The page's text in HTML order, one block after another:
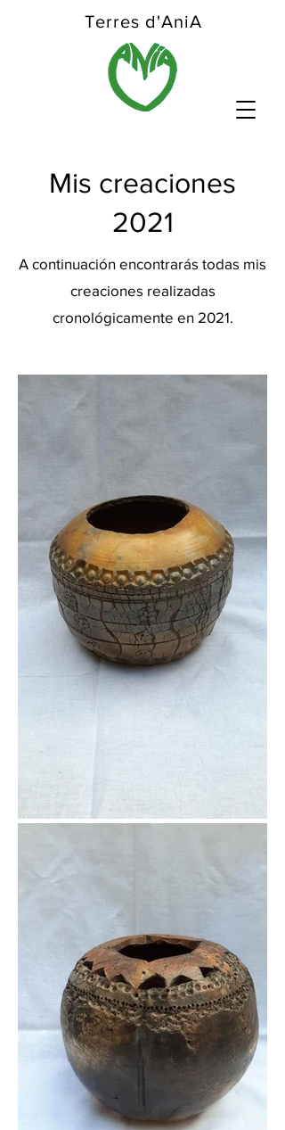
Terres d'AniA
Mis creaciones
2021
A continuación encontrarás todas mis
creaciones realizadas
cronológicamente en 2021.